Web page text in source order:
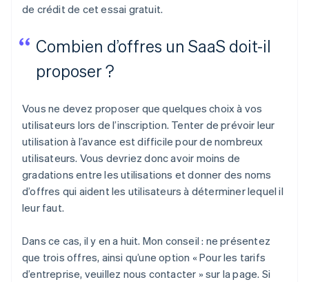
de crédit de cet essai gratuit.
Combien d’offres un SaaS doit-il
proposer ?
Vous ne devez proposer que quelques choix à vos
utilisateurs lors de l’inscription. Tenter de prévoir leur
utilisation à l’avance est difficile pour de nombreux
utilisateurs. Vous devriez donc avoir moins de
gradations entre les utilisations et donner des noms
d’offres qui aident les utilisateurs à déterminer lequel il
leur faut.
Dans ce cas, il y en a huit. Mon conseil : ne présentez
que trois offres, ainsi qu’une option « Pour les tarifs
d’entreprise, veuillez nous contacter » sur la page. Si